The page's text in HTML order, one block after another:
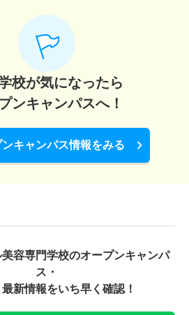
校が気になったら
ンキャンパスへ！
キャンパス情報をみる
容専門学校のオープンキャンパ
ス・
新情報をいち早く確認！